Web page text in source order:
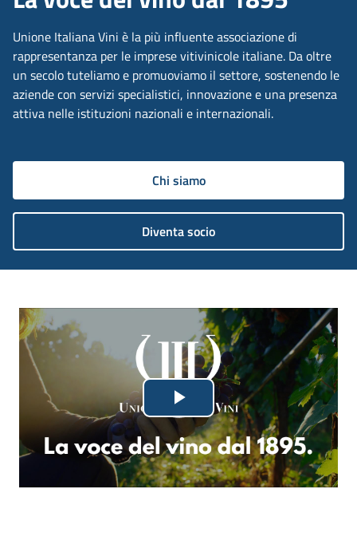
Unione Italiana Vini è la più influente associazione di
rappresentanza per le imprese vitivinicole italiane. Da oltre
un secolo tuteliamo e promuoviamo il settore, sostenendo le
aziende con servizi specialistici, innovazione e una presenza
attiva nelle istituzioni nazionali e internazionali.
Chi siamo
Diventa socio
Lettore
in
caricamento.
Riproduci
il
video